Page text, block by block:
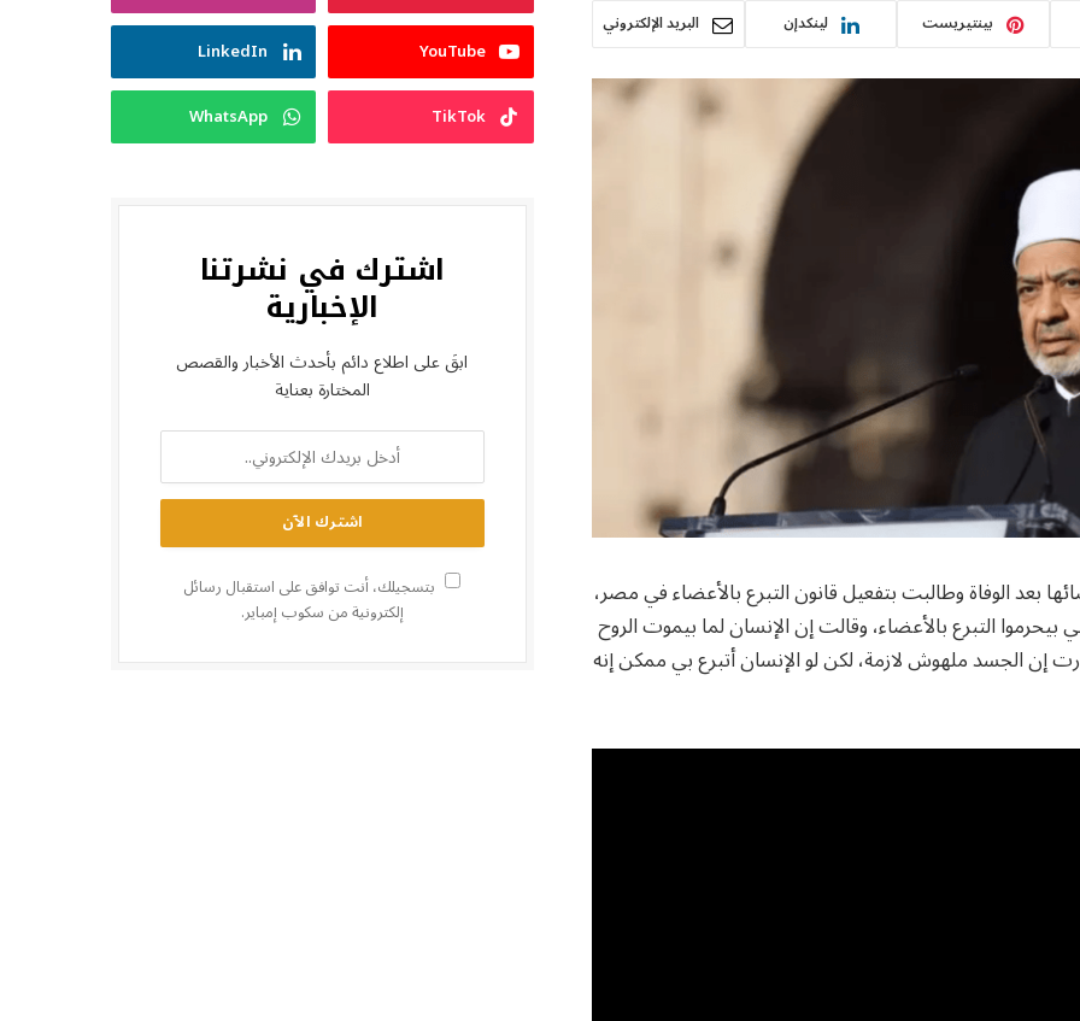
بينتيريست لينكدإن البريد الإلكتروني
بعد الوفاة وطالبت بتفعيل قانون التبرع بالأعضاء في مصر،
التبرع بالأعضاء، وقالت إن الإنسان لما بيموت الروح
إن الجسد ملهوش لازمة، لكن لو الإنسان أتبرع بي ممكن إنه
YouTube
LinkedIn
TikTok
WhatsApp
اشترك في نشرتنا
الإخبارية
ابقَ على اطلاع دائم بأحدث الأخبار والقصص
المختارة بعناية
بتسجيلك، أنت توافق على استقبال رسائل
إلكترونية من سكوب إمباير.